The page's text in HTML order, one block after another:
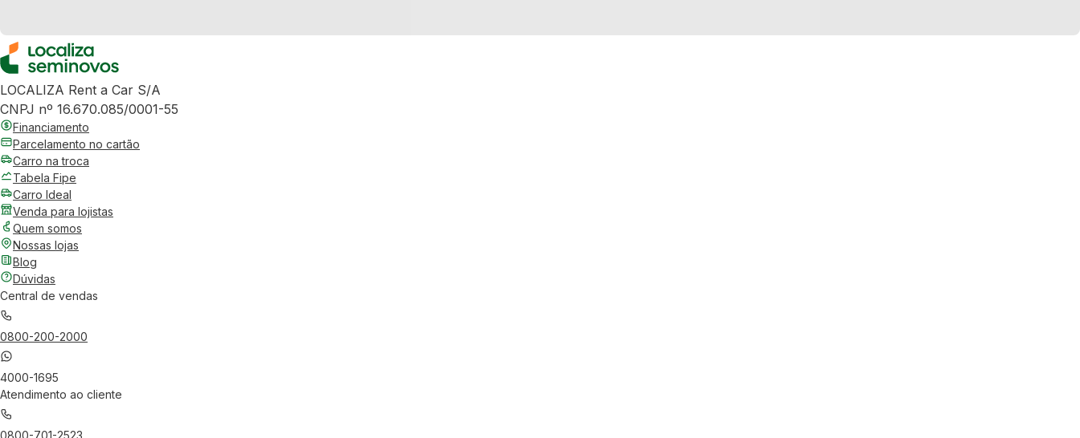
LOCALIZA Rent a Car S/A
CNPJ nº 16.670.085/0001-55
Financiamento
Parcelamento no cartão
Carro na troca
Tabela Fipe
Carro Ideal
Venda para lojistas
Quem somos
Nossas lojas
Blog
Dúvidas
Central de vendas
0800-200-2000
4000-1695
Atendimento ao cliente
0800-701-2523